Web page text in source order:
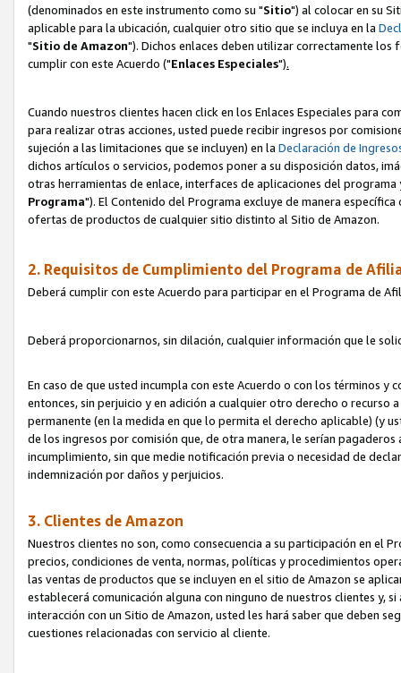
(denominados en este instrumento como su "Sitio") al colocar en su
aplicable para la ubicación, cualquier otro sitio que se incluya en la
"Sitio de Amazon"). Dichos enlaces deben utilizar correctamente los
cumplir con este Acuerdo ("Enlaces Especiales").
Cuando nuestros clientes hacen click en los Enlaces Especiales para
para realizar otras acciones, usted puede recibir ingresos por
sujeción a las limitaciones que se incluyen) en la Declaración de
dichos artículos o servicios, podemos poner a su disposición datos,
otras herramientas de enlace, interfaces de aplicaciones del
Programa"). El Contenido del Programa excluye de manera
ofertas de productos de cualquier sitio distinto al Sitio de Amazon.
2. Requisitos de Cumplimiento del Programa de
Deberá cumplir con este Acuerdo para participar en el Programa de
Deberá proporcionarnos, sin dilación, cualquier información que le
En caso de que usted incumpla con este Acuerdo o con los términos
entonces, sin perjuicio y en adición a cualquier otro derecho o
permanente (en la medida en que lo permita el derecho aplicable) (y
de los ingresos por comisión que, de otra manera, le serían
incumplimiento, sin que medie notificación previa o necesidad de
indemnización por daños y perjuicios.
3. Clientes de Amazon
Nuestros clientes no son, como consecuencia a su participación en el
precios, condiciones de venta, normas, políticas y procedimientos
las ventas de productos que se incluyen en el sitio de Amazon se
establecerá comunicación alguna con ninguno de nuestros clientes y,
interacción con un Sitio de Amazon, usted les hará saber que deben
cuestiones relacionadas con servicio al cliente.